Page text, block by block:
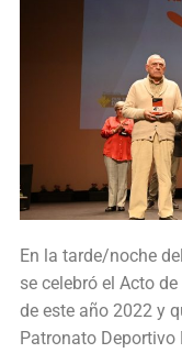
En la tarde/noche
se celebró el Acto
de este año 2022 y
Patronato